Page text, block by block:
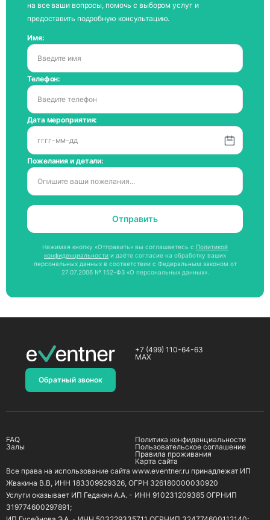
на все ваши вопросы, помочь с выбором услуг и
предоставить подробную консультацию.
Имя:
Телефон:
Дата мероприятия:
Пожелания и детали:
Отправить
Нажимая кнопку «Отправить» вы соглашаетесь с Политикой
конфиденциальности и даёте согласие на обработку ваших
персональных данных в соответствии с Федеральным законом от
27.07.2006 № 152-ФЗ «О персональных данных».
Обратный звонок
+7 (499) 110-64-63
MAX
FAQ
Залы
Политика конфиденциальности
Пользовательское соглашение
Правила проживания
Карта сайта
Все права на использование сайта www.eventner.ru принадлежат ИП
Жвакина В.В, ИНН 183309929326, ОГРН 326180000030920
Услуги оказывает ИП Гедакян А.А. - ИНН 910231209385 ОГРНИП
319774600297891;